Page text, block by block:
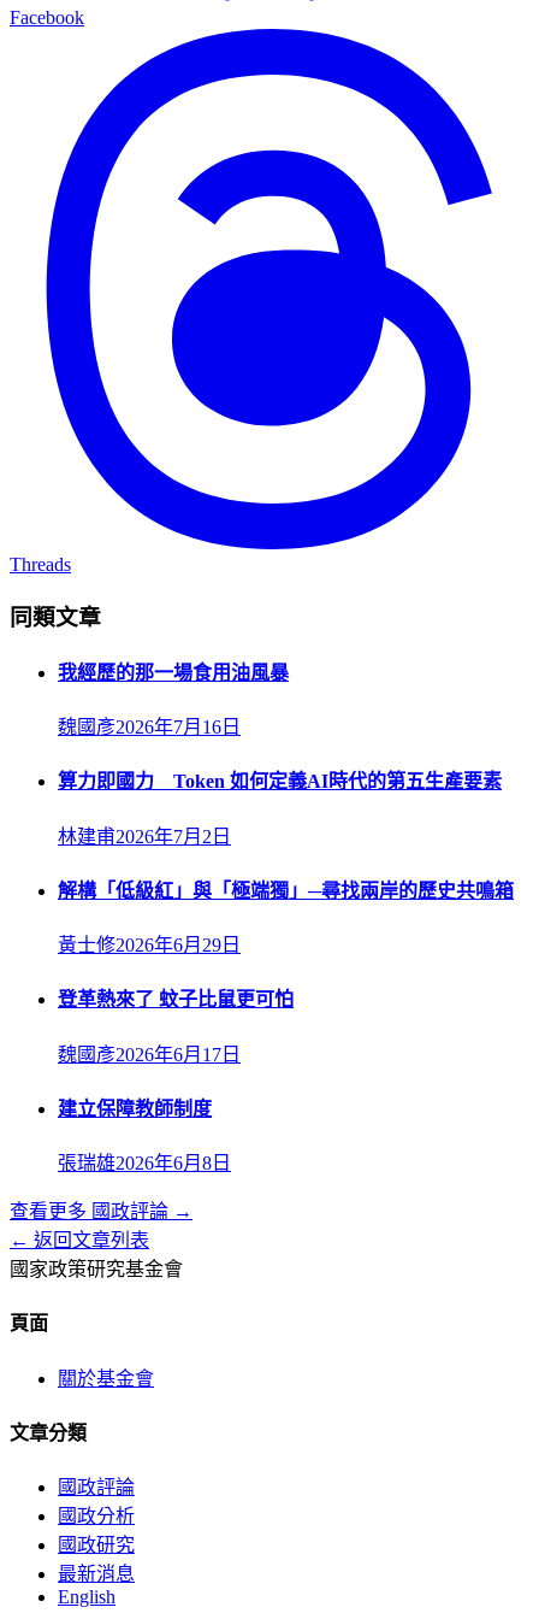
Facebook
Threads
同類文章
我經歷的那一場食用油風暴
魏國彥2026年7月16日
算力即國力 Token 如何定義AI時代的第五生產要素
林建甫2026年7月2日
解構「低級紅」與「極端獨」─尋找兩岸的歷史共鳴箱
黃士修2026年6月29日
登革熱來了 蚊子比鼠更可怕
魏國彥2026年6月17日
建立保障教師制度
張瑞雄2026年6月8日
查看更多 國政評論 →
← 返回文章列表
國家政策研究基金會
頁面
關於基金會
文章分類
國政評論
國政分析
國政研究
最新消息
English